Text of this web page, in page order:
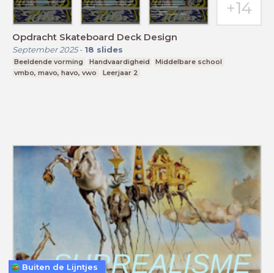
Opdracht Skateboard Deck Design
September 2025- 18 slides
Beeldende vorming Handvaardigheid
Middelbare school
vmbo, mavo, havo, vwo
Leerjaar 2
Buiten de Lijntjes